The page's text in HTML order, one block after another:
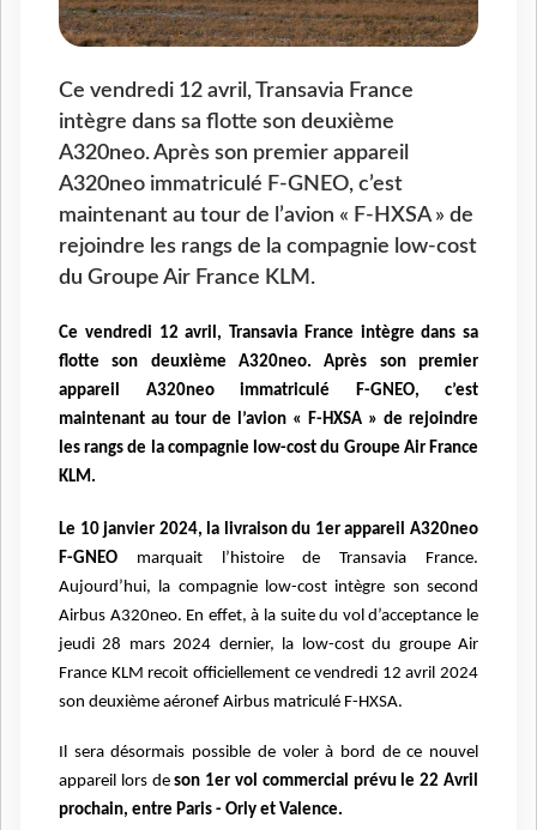
Ce vendredi 12 avril, Transavia France
intègre dans sa flotte son deuxième
A320neo. Après son premier appareil
A320neo immatriculé F-GNEO, c’est
maintenant au tour de l’avion « F-HXSA » de
rejoindre les rangs de la compagnie low-cost
du Groupe Air France KLM.
Ce vendredi 12 avril, Transavia France intègre dans sa
flotte son deuxième A320neo. Après son premier
appareil A320neo immatriculé F-GNEO, c’est
maintenant au tour de l’avion « F-HXSA » de rejoindre
les rangs de la compagnie low-cost du Groupe Air France
KLM.
Le 10 janvier 2024, la livraison du 1er appareil A320neo
F-GNEO marquait l’histoire de Transavia France.
Aujourd’hui, la compagnie low-cost intègre son second
Airbus A320neo. En effet, à la suitedu vol d’acceptance le
jeudi 28 mars 2024 dernier, la low-cost du groupe Air
France KLM recoit officiellement ce vendredi 12 avril 2024
son deuxième aéronef Airbus matriculé F-HXSA.
Il seradésormais possible de voler à bord de ce nouvel
appareil lors deson 1er vol commercial prévu le 22Avril
prochain, entre Paris - Orly et Valence.